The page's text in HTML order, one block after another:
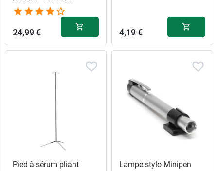
24,99 € 4,19 €
Pied à sérum pliant
Lampe stylo Minipen